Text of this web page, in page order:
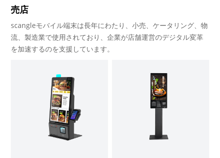
売店
scangleモバイル端末は長年にわたり、小売、ケータリング、物
流、製造業で使用されており、企業が店舗運営のデジタル変革
を加速するのを支援しています。